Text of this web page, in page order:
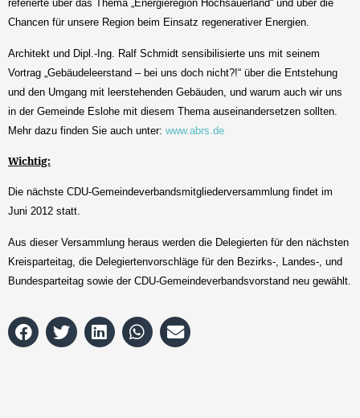
referierte über das Thema „Energieregion Hochsauerland“ und über die
Chancen für unsere Region beim Einsatz regenerativer Energien.
Architekt und Dipl.-Ing. Ralf Schmidt sensibilisierte uns mit seinem
Vortrag „Gebäudeleerstand – bei uns doch nicht?!“ über die Entstehung
und den Umgang mit leerstehenden Gebäuden, und warum auch wir uns
in der Gemeinde Eslohe mit diesem Thema auseinandersetzen sollten.
Mehr dazu finden Sie auch unter: www.abrs.de
Wichtig:
Die nächste CDU-Gemeindeverbandsmitgliederversammlung findet im
Juni 2012 statt.
Aus dieser Versammlung heraus werden die Delegierten für den nächsten
Kreisparteitag, die Delegiertenvorschläge für den Bezirks-, Landes-, und
Bundesparteitag sowie der CDU-Gemeindeverbandsvorstand neu gewählt.